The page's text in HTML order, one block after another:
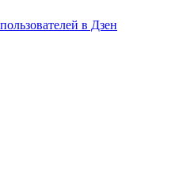
в Дзен